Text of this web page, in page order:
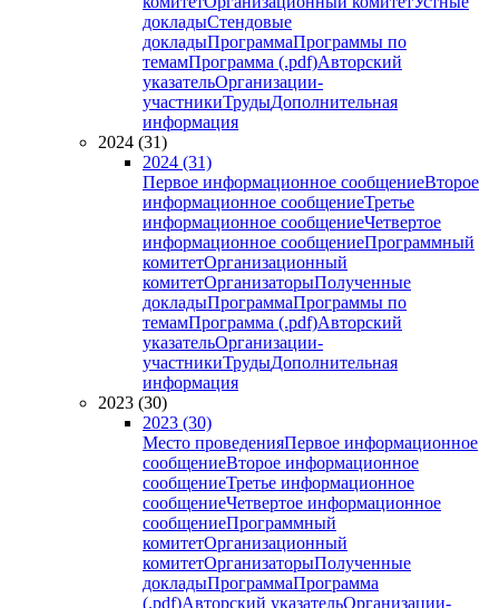
докладыСтендовые
докладыПрограммаПрограммы по
темамПрограмма (.pdf)Авторский
указательОрганизации-
участникиТрудыДополнительная
информация
2024 (31)
2024 (31)
Первое информационное сообщениеВторое
информационное сообщениеТретье
информационное сообщениеЧетвертое
информационное сообщениеПрограммный
комитетОрганизационный
комитетОрганизаторыПолученные
докладыПрограммаПрограммы по
темамПрограмма (.pdf)Авторский
указательОрганизации-
участникиТрудыДополнительная
информация
2023 (30)
2023 (30)
Место проведенияПервое информационное
сообщениеВторое информационное
сообщениеТретье информационное
сообщениеЧетвертое информационное
сообщениеПрограммный
комитетОрганизационный
комитетОрганизаторыПолученные
докладыПрограммаПрограмма
(.pdf)Авторский указательОрганизации-